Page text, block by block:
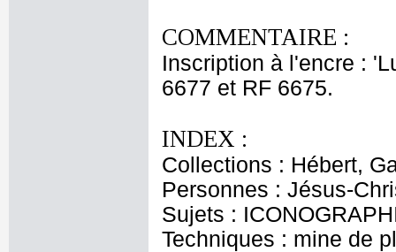
COMMENTAIRE :
Inscription à l'encre :
6677 et RF 6675.
INDEX :
Collections : Hébert,
Personnes : Jésus-
Sujets :
Techniques : mine de